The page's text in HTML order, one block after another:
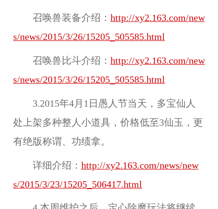
召唤兽装备介绍： http://xy2.163.com/new
s/news/2015/3/26/15205_505585.html
召唤兽比斗介绍： http://xy2.163.com/new
s/news/2015/3/26/15205_505585.html
3.2015年4月1日 愚人节当天，多宝仙人
处上架多种整人小道具，价格低至3仙玉，更
有绝版称谓、功绩拿。
详细介绍： http://xy2.163.com/news/new
s/2015/3/23/15205_506417.html